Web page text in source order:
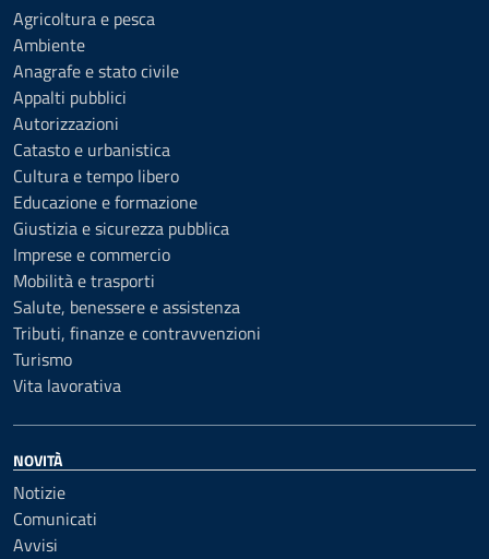
Agricoltura e pesca
Ambiente
Anagrafe e stato civile
Appalti pubblici
Autorizzazioni
Catasto e urbanistica
Cultura e tempo libero
Educazione e formazione
Giustizia e sicurezza pubblica
Imprese e commercio
Mobilità e trasporti
Salute, benessere e assistenza
Tributi, finanze e contravvenzioni
Turismo
Vita lavorativa
NOVITÀ
Notizie
Comunicati
Avvisi